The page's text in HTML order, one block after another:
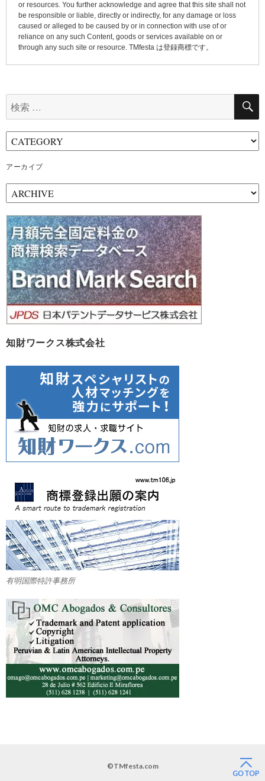
or resources. You further acknowledge and agree that this site shall not
be responsible or liable, directly or indirectly, for any damage or loss
caused or alleged to be caused by or in connection with use of or
reliance on any such Content, goods or services available on or
through any such site or resource. TMfesta は登録商標です。
索:
アーカイブ
ー
カ
イ
ブ
知財ワークス株式会社
有明国際特許事務所
©TMfesta.com